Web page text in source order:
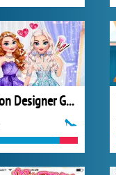
Fashion Designer Gala